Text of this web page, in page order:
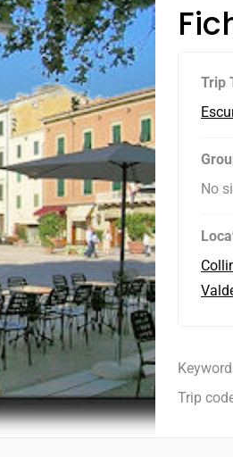
Trip
No
Trip